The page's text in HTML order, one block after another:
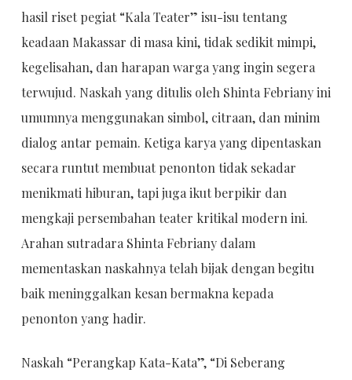
hasil riset pegiat “Kala Teater” isu-isu tentang
keadaan Makassar di masa kini, tidak sedikit mimpi,
kegelisahan, dan harapan warga yang ingin segera
terwujud. Naskah yang ditulis oleh Shinta Febriany ini
umumnya menggunakan simbol, citraan, dan minim
dialog antar pemain. Ketiga karya yang dipentaskan
secara runtut membuat penonton tidak sekadar
menikmati hiburan, tapi juga ikut berpikir dan
mengkaji persembahan teater kritikal modern ini.
Arahan sutradara Shinta Febriany dalam
mementaskan naskahnya telah bijak dengan begitu
baik meninggalkan kesan bermakna kepada
penonton yang hadir.
Naskah “Perangkap Kata-Kata”, “Di Seberang